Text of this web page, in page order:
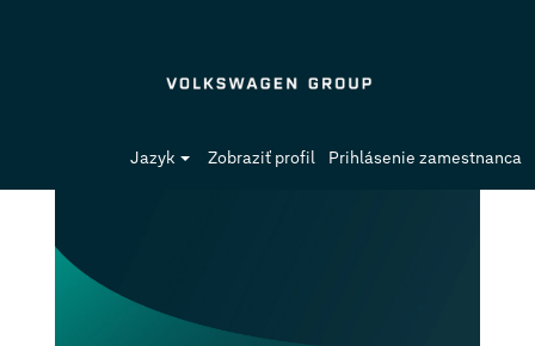
Jazyk Zobraziť profil Prihlásenie zamestnanca